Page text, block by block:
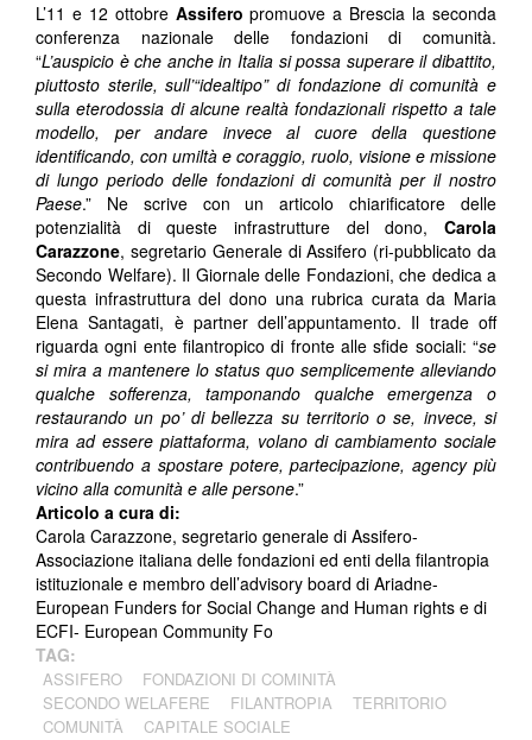
L’11 e 12 ottobre Assifero promuove a Brescia la seconda
conferenza nazionale delle fondazioni di comunità.
“L’auspicio è che anche in Italia si possa superare il dibattito,
piuttosto sterile, sull’“idealtipo” di fondazione di comunità e
sulla eterodossia di alcune realtà fondazionali rispetto a tale
modello, per andare invece al cuore della questione
identificando, con umiltà e coraggio, ruolo, visione e missione
di lungo periodo delle fondazioni di comunità per il nostro
Paese.” Ne scrive con un articolo chiarificatore delle
potenzialità di queste infrastrutture del dono, Carola
Carazzone, segretario Generale di Assifero (ri-pubblicato da
Secondo Welfare). Il Giornale delle Fondazioni, che dedica a
questa infrastruttura del dono una rubrica curata da Maria
Elena Santagati, è partner dell’appuntamento. Il trade off
riguarda ogni ente filantropico di fronte alle sfide sociali: “se
si mira a mantenere lo status quo semplicemente alleviando
qualche sofferenza, tamponando qualche emergenza o
restaurando un po’ di bellezza su territorio o se, invece, si
mira ad essere piattaforma, volano di cambiamento sociale
contribuendo a spostare potere, partecipazione, agency più
vicino alla comunità e alle persone.”
Articolo a cura di:
Carola Carazzone, segretario generale di Assifero-
Associazione italiana delle fondazioni ed enti della filantropia
istituzionale e membro dell’advisory board di Ariadne-
European Funders for Social Change and Human rights e di
ECFI- European Community Fo
TAG:
ASSIFERO
FONDAZIONI DI COMINITÀ
SECONDO WELAFERE
FILANTROPIA
TERRITORIO
COMUNITÀ
CAPITALE SOCIALE